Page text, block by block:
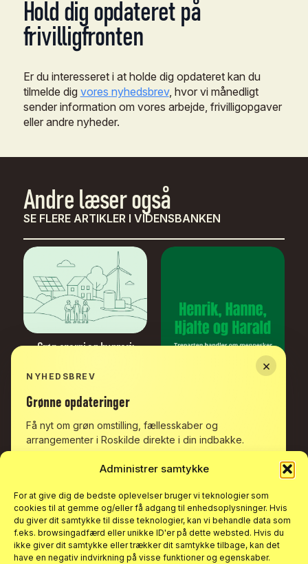
Administrer samtykke
For at give dig de bedste oplevelser bruger vi teknologier som
cookies til at gemme og/eller få adgang til enhedsoplysninger. Hvis
du giver dit samtykke til disse teknologier, kan vi behandle data som
f.eks. browsingadfærd eller unikke ID'er på dette websted. Hvis du
ikke giver dit samtykke eller trækker dit samtykke tilbage, kan det
have en negativ indvirkning på visse funktioner og egenskaber.
Holddigopdateretpå
frivilligfronten
Er du interesseret i at holde dig opdateret kan du
tilmelde dig vores nyhedsbrev, hvor vi månedligt
sender information om vores arbejde, frivilligopgaver
eller andre nyheder.
Andrelæserogså
SE FLERE ARTIKLER I VIDENSBANKEN
Grønenergiogbyggeri:
energifællesskaber
kan bliveløsningen,
nårgasskaludfases
mennesker
Bønner,bøfferog
børnehaver:Gørdeten
×
NYHEDSBREV
Grønneopdateringer
Få nyt om grøn omstilling, fællesskaber og
arrangementer i Roskilde direkte i din indbakke.